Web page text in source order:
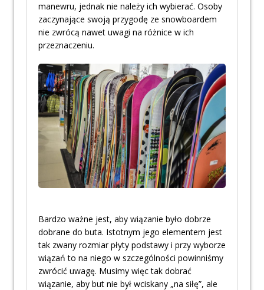
manewru, jednak nie należy ich wybierać. Osoby
zaczynające swoją przygodę ze snowboardem
nie zwrócą nawet uwagi na różnice w ich
przeznaczeniu.
Bardzo ważne jest, aby wiązanie było dobrze
dobrane do buta. Istotnym jego elementem jest
tak zwany rozmiar płyty podstawy i przy wyborze
wiązań to na niego w szczególności powinniśmy
zwrócić uwagę. Musimy więc tak dobrać
wiązanie, aby but nie był wciskany „na siłę”, ale